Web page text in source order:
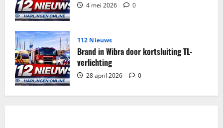
4 mei 2026 0
112 Nieuws
Brand in Wibra door kortsluiting TL-
verlichting
28 april 2026 0